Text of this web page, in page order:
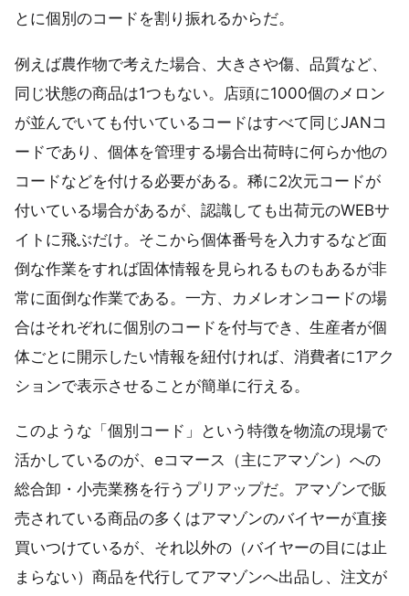
とに個別のコードを割り振れるからだ。
例えば農作物で考えた場合、大きさや傷、品質など、
同じ状態の商品は1つもない。店頭に1000個のメロン
が並んでいても付いているコードはすべて同じJANコ
ードであり、個体を管理する場合出荷時に何らか他の
コードなどを付ける必要がある。稀に2次元コードが
付いている場合があるが、認識しても出荷元のWEBサ
イトに飛ぶだけ。そこから個体番号を入力するなど面
倒な作業をすれば固体情報を見られるものもあるが非
常に面倒な作業である。一方、カメレオンコードの場
合はそれぞれに個別のコードを付与でき、生産者が個
体ごとに開示したい情報を紐付ければ、消費者に1アク
ションで表示させることが簡単に行える。
このような「個別コード」という特徴を物流の現場で
活かしているのが、eコマース（主にアマゾン）への
総合卸・小売業務を行うプリアップだ。アマゾンで販
売されている商品の多くはアマゾンのバイヤーが直接
買いつけているが、それ以外の（バイヤーの目には止
まらない）商品を代行してアマゾンへ出品し、注文が